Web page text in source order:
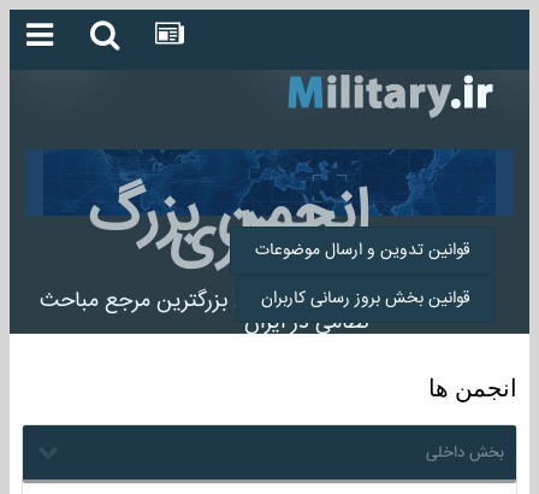
انجمن بزرگ
میلیتاری
انجمن میلیتاری بزرگترین مرجع مباحث
نظامی در ایران
قوانین تدوین و ارسال موضوعات
قوانین بخش بروز رسانی کاربران
انجمن ها
بخش داخلی